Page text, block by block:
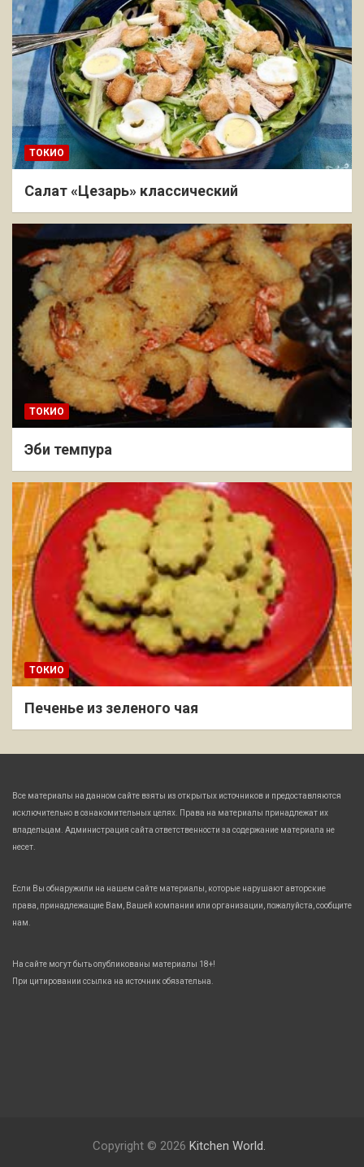
ТОКИО
Салат «Цезарь» классический
ТОКИО
Эби темпура
ТОКИО
Печенье из зеленого чая
Все материалы на данном сайте взяты из открытых источников и предоставляются
исключительно в ознакомительных целях. Права на материалы принадлежат их
владельцам. Администрация сайта ответственности за содержание материала не
несет.
Если Вы обнаружили на нашем сайте материалы, которые нарушают авторские
права, принадлежащие Вам, Вашей компании или организации, пожалуйста, сообщите
нам.
На сайте могут быть опубликованы материалы 18+!
При цитировании ссылка на источник обязательна.
Copyright © 2026 Kitchen World.